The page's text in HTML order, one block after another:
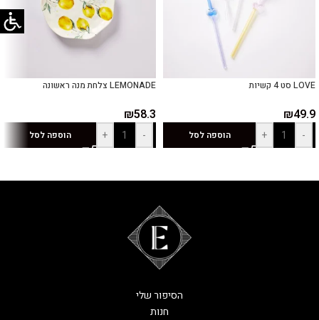
LOVE סט 4 קשיות
₪49.9
-
+ הוספה לסל
LEMONADE צלחת מנה ראשונה
₪58.3
-
+ הוספה לסל
הסיפור שלי
חנות